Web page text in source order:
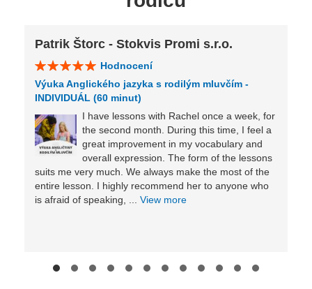
Patrik Štorc - Stokvis Promi s.r.o.
Hodnocení
Výuka Anglického jazyka s rodilým mluvčím -
INDIVIDUÁL (60 minut)
I have lessons with Rachel once a week, for
the second month. During this time, I feel a
great improvement in my vocabulary and
overall expression. The form of the lessons
suits me very much. We always make the most of the
entire lesson. I highly recommend her to anyone who
is afraid of speaking, ... View more